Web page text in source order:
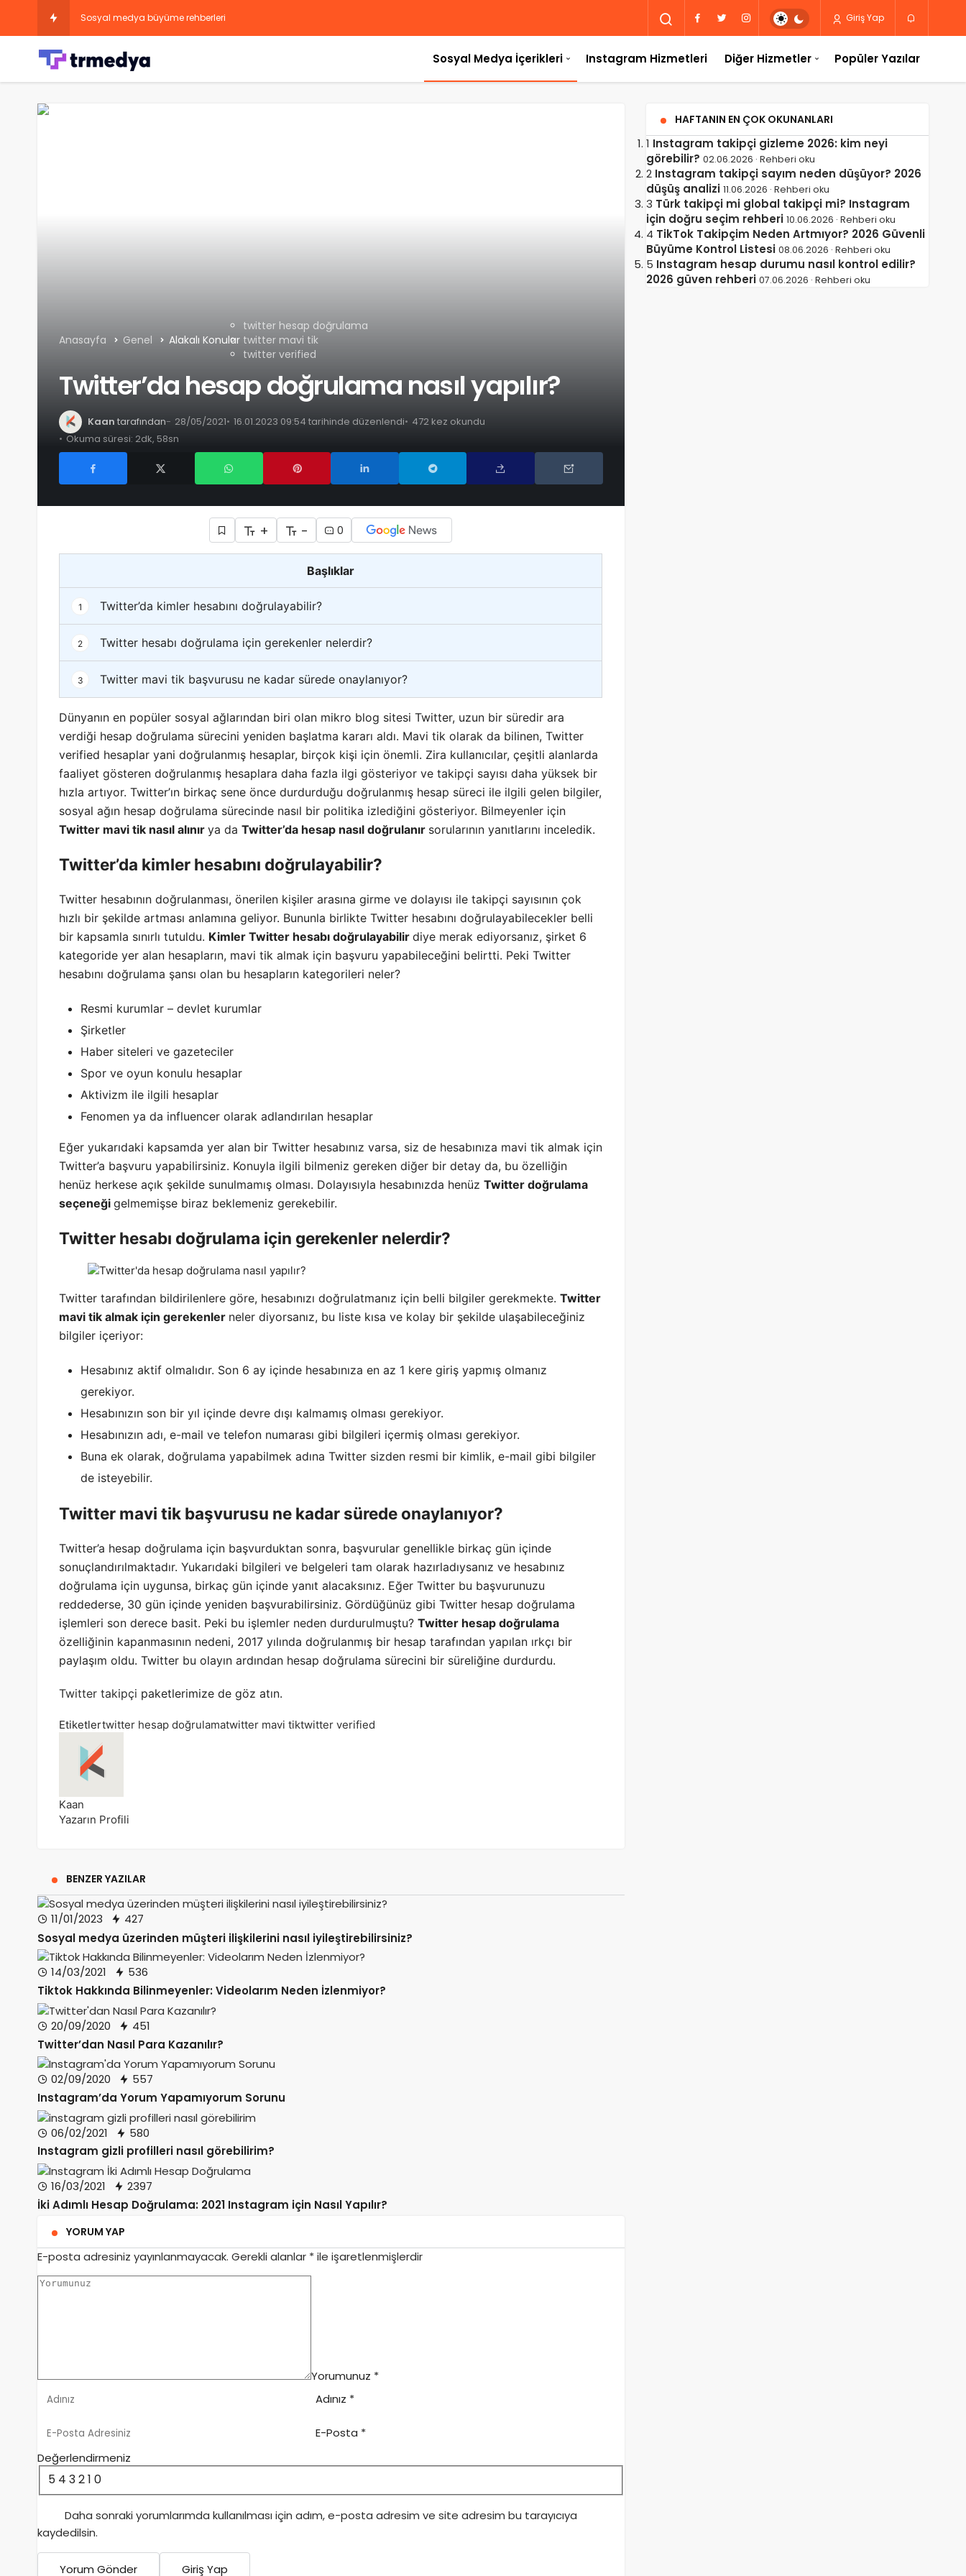
Sosyal medya büyüme rehberleri Giriş Yap
Sosyal Medya İçerikleri Instagram Hizmetleri Diğer Hizmetler Popüler Yazılar
Anasayfa Genel Alakalı Konular
twitter hesap doğrulama
twitter mavi tik
twitter verified
Twitter’da hesap doğrulama nasıl yapılır?
Kaan tarafından 28/05/2021 16.01.2023 09:54 tarihinde düzenlendi
472 kez okundu
Okuma süresi: 2dk, 58sn
+ - 0
Başlıklar
1 Twitter’da kimler hesabını doğrulayabilir?
2 Twitter hesabı doğrulama için gerekenler nelerdir?
3 Twitter mavi tik başvurusu ne kadar sürede onaylanıyor?
Dünyanın en popüler sosyal ağlarından biri olan mikro blog sitesi Twitter, uzun bir süredir ara
verdiği hesap doğrulama sürecini yeniden başlatma kararı aldı. Mavi tik olarak da bilinen, Twitter
verified hesaplar yani doğrulanmış hesaplar, birçok kişi için önemli. Zira kullanıcılar, çeşitli alanlarda
faaliyet gösteren doğrulanmış hesaplara daha fazla ilgi gösteriyor ve takipçi sayısı daha yüksek bir
hızla artıyor. Twitter’ın birkaç sene önce durdurduğu doğrulanmış hesap süreci ile ilgili gelen bilgiler,
sosyal ağın hesap doğrulama sürecinde nasıl bir politika izlediğini gösteriyor. Bilmeyenler için
Twitter mavi tik nasıl alınır ya da Twitter’da hesap nasıl doğrulanır sorularının yanıtlarını inceledik.
Twitter’da kimler hesabını doğrulayabilir?
Twitter hesabının doğrulanması, önerilen kişiler arasına girme ve dolayısı ile takipçi sayısının çok
hızlı bir şekilde artması anlamına geliyor. Bununla birlikte Twitter hesabını doğrulayabilecekler belli
bir kapsamla sınırlı tutuldu. Kimler Twitter hesabı doğrulayabilir diye merak ediyorsanız, şirket 6
kategoride yer alan hesapların, mavi tik almak için başvuru yapabileceğini belirtti. Peki Twitter
hesabını doğrulama şansı olan bu hesapların kategorileri neler?
Resmi kurumlar – devlet kurumlar
Şirketler
Haber siteleri ve gazeteciler
Spor ve oyun konulu hesaplar
Aktivizm ile ilgili hesaplar
Fenomen ya da influencer olarak adlandırılan hesaplar
Eğer yukarıdaki kapsamda yer alan bir Twitter hesabınız varsa, siz de hesabınıza mavi tik almak için
Twitter’a başvuru yapabilirsiniz. Konuyla ilgili bilmeniz gereken diğer bir detay da, bu özelliğin
henüz herkese açık şekilde sunulmamış olması. Dolayısıyla hesabınızda henüz Twitter doğrulama
seçeneği gelmemişse biraz beklemeniz gerekebilir.
Twitter hesabı doğrulama için gerekenler nelerdir?
Twitter tarafından bildirilenlere göre, hesabınızı doğrulatmanız için belli bilgiler gerekmekte. Twitter
mavi tik almak için gerekenler neler diyorsanız, bu liste kısa ve kolay bir şekilde ulaşabileceğiniz
bilgiler içeriyor:
Hesabınız aktif olmalıdır. Son 6 ay içinde hesabınıza en az 1 kere giriş yapmış olmanız
gerekiyor.
Hesabınızın son bir yıl içinde devre dışı kalmamış olması gerekiyor.
Hesabınızın adı, e-mail ve telefon numarası gibi bilgileri içermiş olması gerekiyor.
Buna ek olarak, doğrulama yapabilmek adına Twitter sizden resmi bir kimlik, e-mail gibi bilgiler
de isteyebilir.
Twitter mavi tik başvurusu ne kadar sürede onaylanıyor?
Twitter’a hesap doğrulama için başvurduktan sonra, başvurular genellikle birkaç gün içinde
sonuçlandırılmaktadır. Yukarıdaki bilgileri ve belgeleri tam olarak hazırladıysanız ve hesabınız
doğrulama için uygunsa, birkaç gün içinde yanıt alacaksınız. Eğer Twitter bu başvurunuzu
reddederse, 30 gün içinde yeniden başvurabilirsiniz. Gördüğünüz gibi Twitter hesap doğrulama
işlemleri son derece basit. Peki bu işlemler neden durdurulmuştu? Twitter hesap doğrulama
özelliğinin kapanmasının nedeni, 2017 yılında doğrulanmış bir hesap tarafından yapılan ırkçı bir
paylaşım oldu. Twitter bu olayın ardından hesap doğrulama sürecini bir süreliğine durdurdu.
Twitter takipçi paketlerimize de göz atın.
Etiketlertwitter hesap doğrulamatwitter mavi tiktwitter verified
Kaan
Yazarın Profili
BENZER YAZILAR
11/01/2023
427
Sosyal medya üzerinden müşteri ilişkilerini nasıl iyileştirebilirsiniz?
14/03/2021
536
Tiktok Hakkında Bilinmeyenler: Videolarım Neden İzlenmiyor?
20/09/2020
451
Twitter’dan Nasıl Para Kazanılır?
02/09/2020
557
Instagram’da Yorum Yapamıyorum Sorunu
06/02/2021
580
Instagram gizli profilleri nasıl görebilirim?
16/03/2021
2397
İki Adımlı Hesap Doğrulama: 2021 Instagram için Nasıl Yapılır?
YORUM YAP
E-posta adresiniz yayınlanmayacak. Gerekli alanlar *ile işaretlenmişlerdir
Yorumunuz *
Adınız *
E-Posta *
Değerlendirmeniz
5 4 321 0
Daha sonraki yorumlarımda kullanılması için adım, e-posta adresim ve site adresim bu tarayıcıya
kaydedilsin.
Yorum Gönder Giriş Yap
HAFTANIN EN ÇOK OKUNANLARI
1 Instagram takipçi gizleme 2026: kim neyi
görebilir? 02.06.2026 · Rehberi oku
2 Instagram takipçi sayım neden düşüyor? 2026
düşüş analizi 11.06.2026 · Rehberi oku
3 Türk takipçi mi global takipçi mi? Instagram
için doğru seçim rehberi 10.06.2026 · Rehberi oku
4 TikTok Takipçim Neden Artmıyor? 2026 Güvenli
Büyüme Kontrol Listesi 08.06.2026 · Rehberi oku
5 Instagram hesap durumu nasıl kontrol edilir?
2026 güven rehberi 07.06.2026 · Rehberi oku